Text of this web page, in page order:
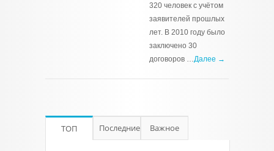
320 человек с учётом
заявителей прошлых
лет. В 2010 году было
заключено 30
договоров …Далее →
ТОП Последние Важное